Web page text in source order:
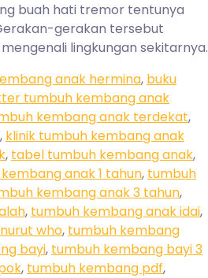
buah hati tremor tentunya
gerakan tersebut
lingkungan sekitarnya.
anak hermina, buku
tumbuh kembang anak
kembang anak terdekat,
, klinik tumbuh kembang anak
, tabel tumbuh kembang anak,
anak 1 tahun, tumbuh
kembang anak 3 tahun,
, tumbuh kembang anak idai,
who, tumbuh kembang
bayi, tumbuh kembang bayi 3
, tumbuh kembang pdf,